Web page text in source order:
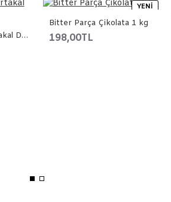
Bitter Çikolatalı Portakal Draje 1 kg
YENI
Bitter Parça Çikolata 1 kg
198,00TL